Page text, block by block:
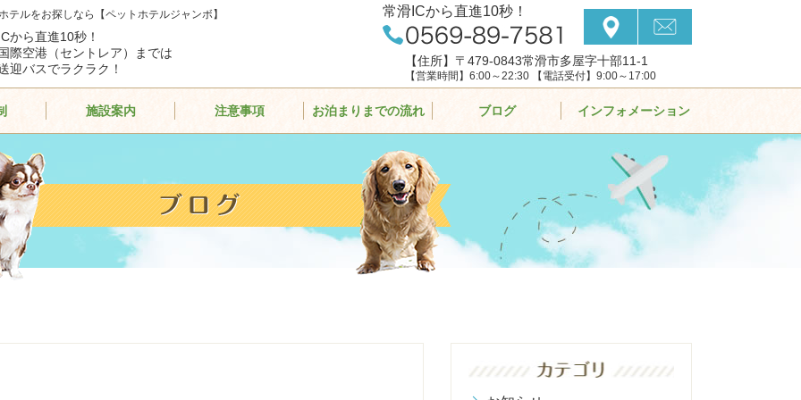
ルをお探しなら【ペットホテルジャンボ】
から直進10秒！
際空港（セントレア）までは
迎バスでラクラク！
常滑ICから直進10秒！
【住所】〒479-0843常滑市多屋字十部11-1
【営業時間】6:00～22:30 【電話受付】9:00～17:00
施設案内 注意事項 お泊まりまでの流れ ブログ インフォメーション